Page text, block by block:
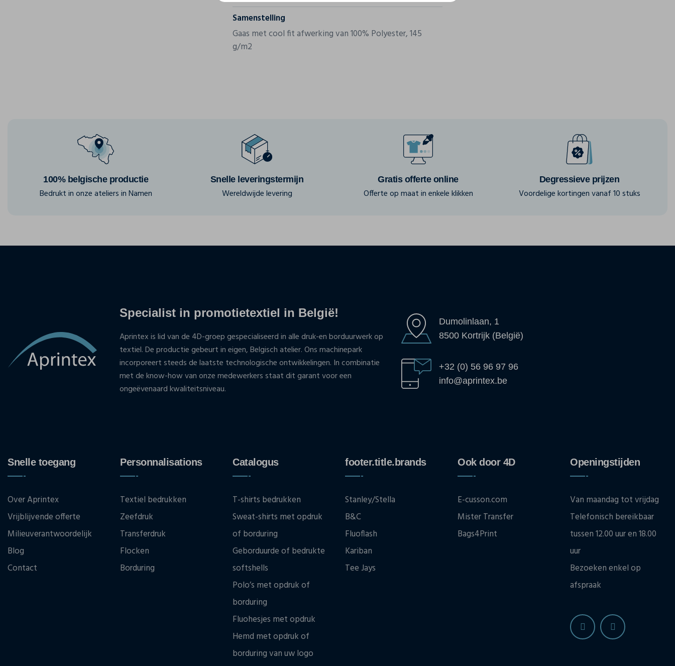
Samenstelling
Gaas met cool fit afwerking van 100% Polyester, 145
g/m2
100% belgische productie
Bedrukt in onze ateliers in Namen
Snelle leveringstermijn
Wereldwijde levering
Gratis offerte online
Offerte op maat in enkele klikken
Degressieve prijzen
Voordelige kortingen vanaf 10 stuks
Specialist in promotietextiel in België!
Aprintex is lid van de 4D-groep gespecialiseerd in alle druk-en borduurwerk op
textiel. De productie gebeurt in eigen, Belgisch atelier. Ons machinepark
incorporeert steeds de laatste technologische ontwikkelingen. In combinatie
met de know-how van onze medewerkers staat dit garant voor een
ongeëvenaard kwaliteitsniveau.
Dumolinlaan, 1
8500 Kortrijk (België)
+32 (0) 56 96 97 96
info@aprintex.be
Snelle toegang
Over Aprintex
Vrijblijvende offerte
Milieuverantwoordelijk
Blog
Contact
Personnalisations
Textiel bedrukken
Zeefdruk
Transferdruk
Flocken
Borduring
Catalogus
T-shirts bedrukken
Sweat-shirts met opdruk
of borduring
Geborduurde of bedrukte
softshells
Polo’s met opdruk of
borduring
Fluohesjes met opdruk
Hemd met opdruk of
borduring van uw logo
footer.title.brands
Stanley/Stella
B&C
Fluoflash
Kariban
Tee Jays
Ook door 4D
E-cusson.com
Mister Transfer
Bags4Print
Openingstijden
Van maandag tot vrijdag
Telefonisch bereikbaar
tussen 12.00 uur en 18.00
uur
Bezoeken enkel op
afspraak